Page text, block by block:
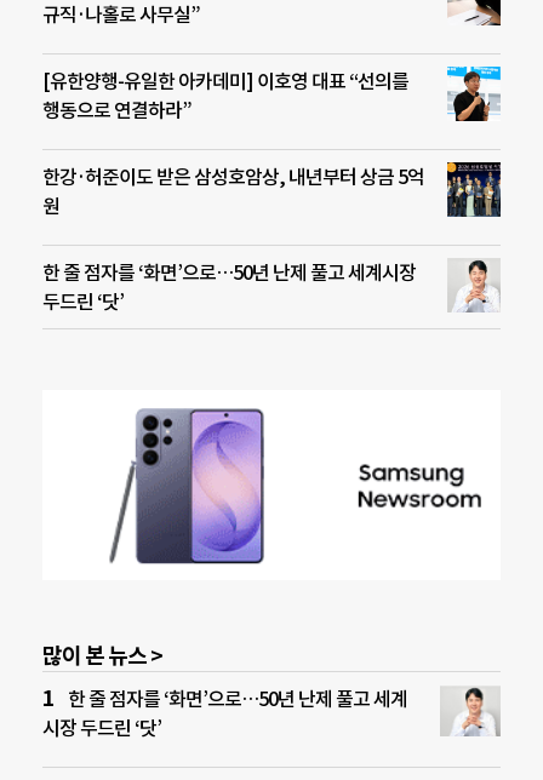
규직·나홀로 사무실”
[유한양행-유일한 아카데미] 이호영 대표 “선의를
행동으로 연결하라”
한강·허준이도 받은 삼성호암상, 내년부터 상금 5억
원
한 줄 점자를 ‘화면’으로…50년 난제 풀고 세계시장
두드린 ‘닷’
많이 본 뉴스 >
한 줄 점자를 ‘화면’으로…50년 난제 풀고 세계
시장 두드린 ‘닷’